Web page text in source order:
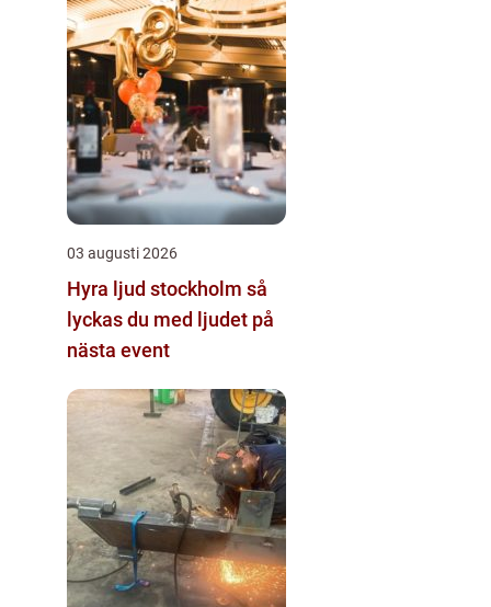
03 augusti 2026
Hyra ljud stockholm så
lyckas du med ljudet på
nästa event